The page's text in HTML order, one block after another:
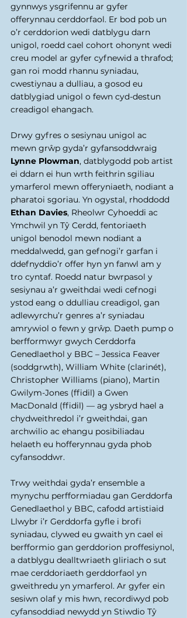
gynnwys ysgrifennu ar gyfer
offerynnau cerddorfaol. Er bod pob un
o’r cerddorion wedi datblygu darn
unigol, roedd cael cohort ohonynt wedi
creu model ar gyfer cyfnewid a thrafod;
gan roi modd rhannu syniadau,
cwestiynau a dulliau, a gosod eu
datblygiad unigol o fewn cyd-destun
creadigol ehangach.
Drwy gyfres o sesiynau unigol ac
mewn grŵp gyda’r gyfansoddwraig
Lynne Plowman, datblygodd pob artist
ei ddarn ei hun wrth feithrin sgiliau
ymarferol mewn offeryniaeth, nodiant a
pharatoi sgoriau. Yn ogystal, rhoddodd
Ethan Davies, Rheolwr Cyhoeddi ac
Ymchwil yn Tŷ Cerdd, fentoriaeth
unigol benodol mewn nodiant a
meddalwedd, gan gefnogi’r garfan i
ddefnyddio’r offer hyn yn fanwl am y
tro cyntaf. Roedd natur bwrpasol y
sesiynau a’r gweithdai wedi cefnogi
ystod eang o ddulliau creadigol, gan
adlewyrchu’r genres a’r syniadau
amrywiol o fewn y grŵp. Daeth pump o
berfformwyr gwych Cerddorfa
Genedlaethol y BBC – Jessica Feaver
(soddgrwth), William White (clarinét),
Christopher Williams (piano), Martin
Gwilym-Jones (ffidil) a Gwen
MacDonald (ffidil) — ag ysbryd hael a
chydweithredol i’r gweithdai, gan
archwilio ac ehangu posibiliadau
helaeth eu hofferynnau gyda phob
cyfansoddwr.
Trwy weithdai gyda’r ensemble a
mynychu perfformiadau gan Gerddorfa
Genedlaethol y BBC, cafodd artistiaid
Llwybr i’r Gerddorfa gyfle i brofi
syniadau, clywed eu gwaith yn cael ei
berfformio gan gerddorion proffesiynol,
a datblygu dealltwriaeth gliriach o sut
mae cerddoriaeth gerddorfaol yn
gweithredu yn ymarferol. Ar gyfer ein
sesiwn olaf y mis hwn, recordiwyd pob
cyfansoddiad newydd yn Stiwdio Tŷ